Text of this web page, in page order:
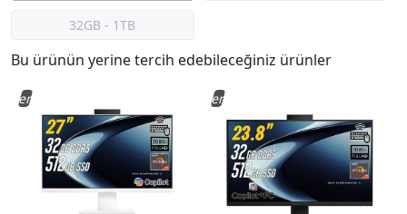
32GB - 1TB
Bu ürünün yerine tercih edebileceğiniz ürünler
Yeni Yeni